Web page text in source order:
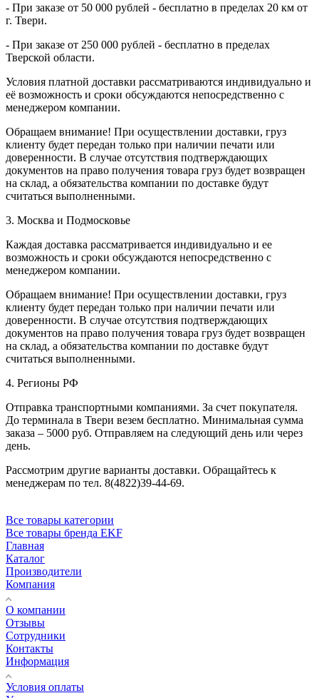
- При заказе от 50 000 рублей - бесплатно в пределах 20 км от
г. Твери.
- При заказе от 250 000 рублей - бесплатно в пределах
Тверской области.
Условия платной доставки рассматриваются индивидуально и
её возможность и сроки обсуждаются непосредственно с
менеджером компании.
Обращаем внимание! При осуществлении доставки, груз
клиенту будет передан только при наличии печати или
доверенности. В случае отсутствия подтверждающих
документов на право получения товара груз будет возвращен
на склад, а обязательства компании по доставке будут
считаться выполненными.
3. Москва и Подмосковье
Каждая доставка рассматривается индивидуально и ее
возможность и сроки обсуждаются непосредственно с
менеджером компании.
Обращаем внимание! При осуществлении доставки, груз
клиенту будет передан только при наличии печати или
доверенности. В случае отсутствия подтверждающих
документов на право получения товара груз будет возвращен
на склад, а обязательства компании по доставке будут
считаться выполненными.
4. Регионы РФ
Отправка транспортными компаниями. За счет покупателя.
До терминала в Твери везем бесплатно. Минимальная сумма
заказа – 5000 руб. Отправляем на следующий день или через
день.
Рассмотрим другие варианты доставки. Обращайтесь к
менеджерам по тел. 8(4822)39-44-69.
Все товары категории
Все товары бренда EKF
Главная
Каталог
Производители
Компания
О компании
Отзывы
Сотрудники
Контакты
Информация
Условия оплаты